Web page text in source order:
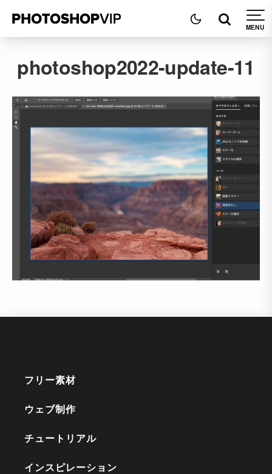
photoshop2022-update-11
フリー素材
ウェブ制作
チュートリアル
インスピレーション